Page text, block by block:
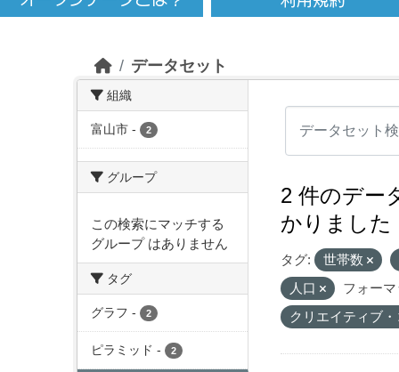
データセット
組織
富山市 - 2
グループ
この検索にマッチする
グループ はありません
タグ
グラフ - 2
ピラミッド - 2
2 件のデー
かりました
タグ: 世帯数
人口
フォー
クリエイティブ